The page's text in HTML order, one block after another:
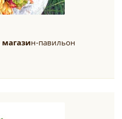
магазин-павильон